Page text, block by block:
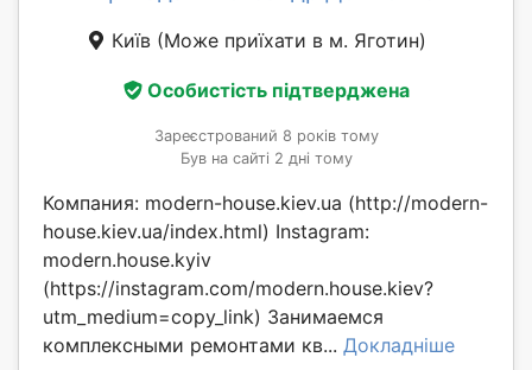
Київ (Може приїхати в м. Яготин)
Особистість підтверджена
Зареєстрований 8 років тому
Був на сайті 2 дні тому
Компания: modern-house.kiev.ua (http://modern-
house.kiev.ua/index.html) Instagram:
modern.house.kyiv
(https://instagram.com/modern.house.kiev?
utm_medium=copy_link) Занимаемся
комплексными ремонтами кв... Докладніше